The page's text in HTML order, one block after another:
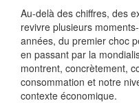
Au-delà des chiffres, des
revivre plusieurs
années, du premier choc
en passant par la
montrent, concrètement,
consommation et notre
contexte économique.